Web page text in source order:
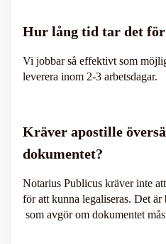
Hur lång tid tar det
Vi jobbar så effektivt som
leverera inom 2-3 arbetsdagar.
Kräver apostille
dokumentet?
Notarius Publicus kräver inte
för att kunna legaliseras. Det
som avgör om dokumentet